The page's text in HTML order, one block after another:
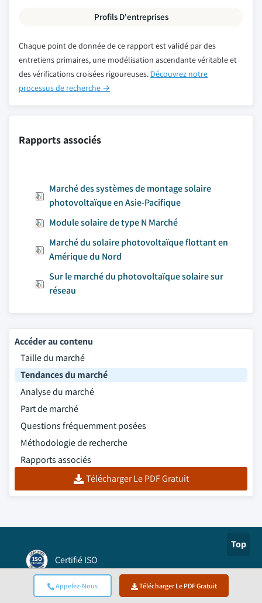
Appelez-Nous Télécharger Le PDF Gratuit
Profils D'entreprises
Chaque point de donnée de ce rapport est validé par des
entretiens primaires, une modélisation ascendante véritable et
des vérifications croisées rigoureuses. Découvrez notre
processus de recherche →
Rapports associés
Marché des systèmes de montage solaire
photovoltaïque en Asie-Pacifique
Module solaire de type N Marché
Marché du solaire photovoltaïque flottant en
Amérique du Nord
Sur le marché du photovoltaïque solaire sur
réseau
Accéder au contenu
Taille du marché
Tendances du marché
Analyse du marché
Part de marché
Questions fréquemment posées
Méthodologie de recherche
Rapports associés
Télécharger Le PDF Gratuit
Top
Certifié ISO
Authorize.net